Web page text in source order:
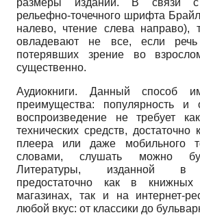
размеры изданий. В связи с
рельефно-точечного шрифта
налево, чтение слева направо),
овладевают не все, если
потерявших зрение во
существенно.
Аудиокниги. Данный способ
преимущества: популярность и
воспроизведение не требует
технических средств, достаточно
плеера или даже мобильного
словами, слушать можно
Литературы, изданной в
предостаточно как в
магазинах, так и на интернет-
любой вкус: от классики до